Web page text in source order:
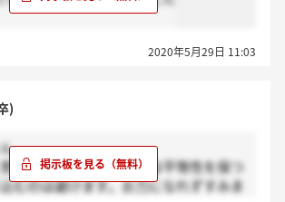
2020年5月29日 11:03
)
います。詳細に関しては平等性を保つ
むのは避けます。お力になれずすみま